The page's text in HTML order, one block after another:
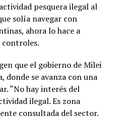
pesquera ilegal al
solía navegar con
ahora lo hace a
controles.
que el gobierno de Milei
donde se avanza con una
“No hay interés del
ilegal. Es zona
consultada del sector.